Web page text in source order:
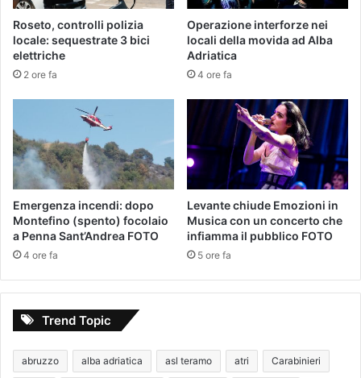
Roseto, controlli polizia
locale: sequestrate 3 bici
elettriche
2 ore fa
Operazione interforze nei
locali della movida ad Alba
Adriatica
4 ore fa
Emergenza incendi: dopo
Montefino (spento) focolaio
a Penna Sant’Andrea FOTO
4 ore fa
Levante chiude Emozioni in
Musica con un concerto che
infiamma il pubblico FOTO
5 ore fa
Trend Topic
abruzzo alba adriatica asl teramo atri Carabinieri